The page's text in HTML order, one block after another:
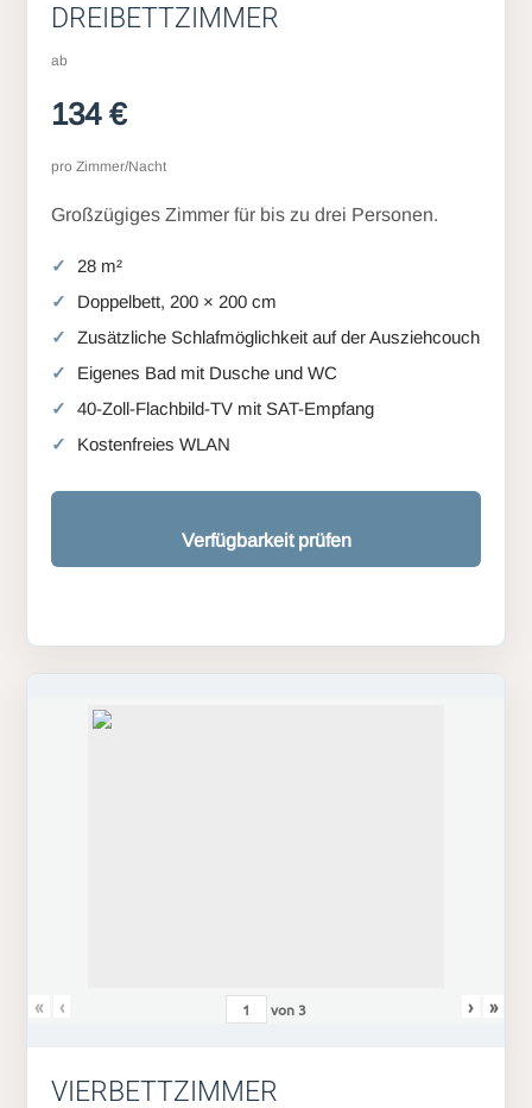
DREIBETTZIMMER
ab
134 €
pro Zimmer/Nacht
Großzügiges Zimmer für bis zu drei Personen.
28 m²
Doppelbett, 200 × 200 cm
Zusätzliche Schlafmöglichkeit auf der Ausziehcouch
Eigenes Bad mit Dusche und WC
40-Zoll-Flachbild-TV mit SAT-Empfang
Kostenfreies WLAN
Verfügbarkeit prüfen
« ‹ von3 › »
VIERBETTZIMMER